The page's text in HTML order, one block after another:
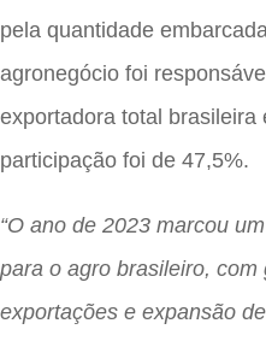
pela quantidade
agronegócio foi
exportadora total brasileira
participação foi de 47,5%.
“O ano de 2023 marcou
para o agro brasileiro, com
exportações e expansão